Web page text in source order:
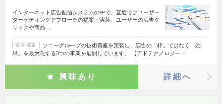
インターネット広告配信システムの中で、直近ではユーザー
ターゲティングアプローチの提案・実装、ユーザーの広告ク
リックや商品…
会社概要
ソニーグループの技術資産を実装し、広告の「枠」ではなく「効
果」を最大化する3つの事業を展開しています。 【アドテクノロジー…
興味あり 詳細へ